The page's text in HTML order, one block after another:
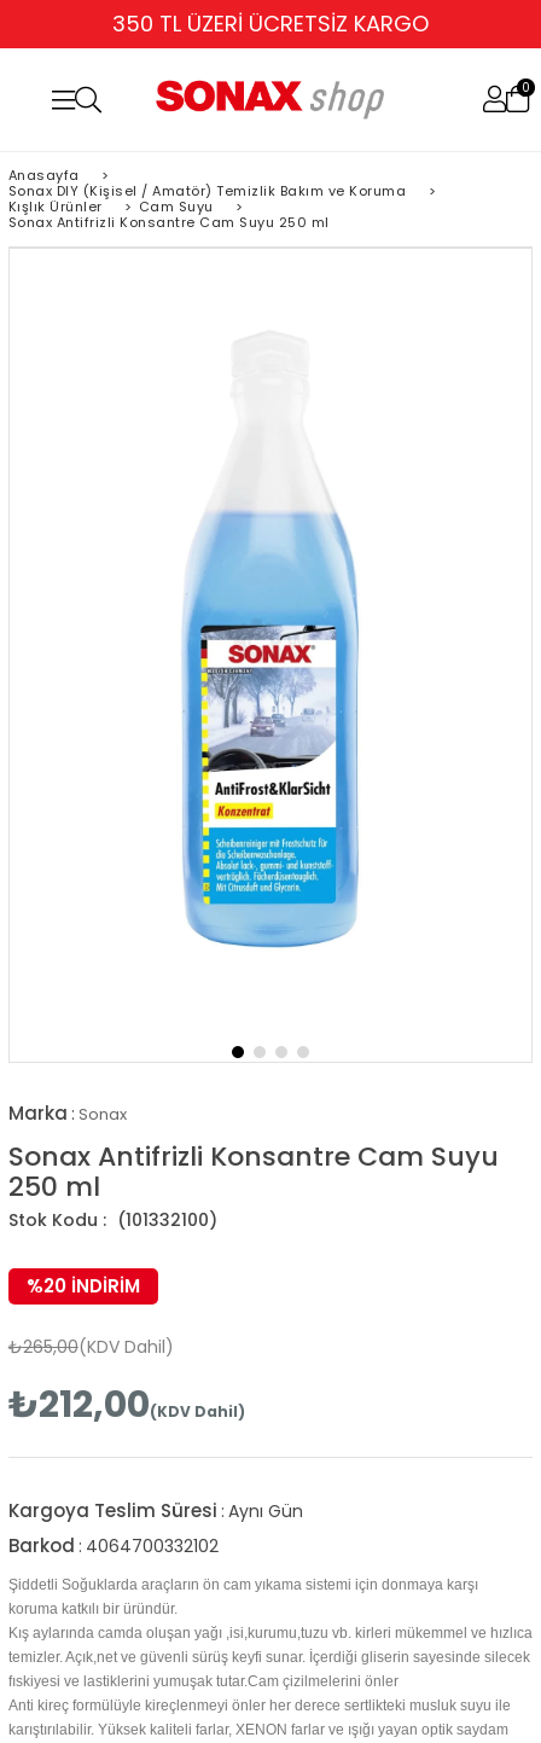
350 TL ÜZERİ ÜCRETSİZ KARGO
0
Anasayfa
>
Sonax DIY (Kişisel / Amatör) Temizlik Bakım ve Koruma
>
Kışlık Ürünler
> Cam Suyu
>
Sonax Antifrizli Konsantre Cam Suyu 250 ml
Marka : Sonax
Sonax Antifrizli Konsantre Cam Suyu
250 ml
(101332100)
%20İNDIRIM
₺265,00(KDV Dahil)
₺212,00(KDV Dahil)
Kargoya Teslim Süresi : Aynı Gün
Barkod : 4064700332102
Şiddetli Soğuklarda araçların ön cam yıkama sistemi için donmaya karşı
koruma katkılı bir üründür.
Kış aylarında camda oluşan yağı ,isi,kurumu,tuzu vb. kirleri mükemmel ve hızlıca
temizler. Açık,net ve güvenli sürüş keyfi sunar. İçerdiği gliserin sayesinde silecek
fıskiyesi ve lastiklerini yumuşak tutar.Cam çizilmelerini önler
Anti kireç formülüyle kireçlenmeyi önler her derece sertlikteki musluk suyu ile
karıştırılabilir. Yüksek kaliteli farlar, XENON farlar ve ışığı yayan optik saydam